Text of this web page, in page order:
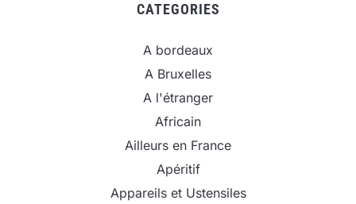
CATEGORIES
A bordeaux
A Bruxelles
A l'étranger
Africain
Ailleurs en France
Apéritif
Appareils et Ustensiles